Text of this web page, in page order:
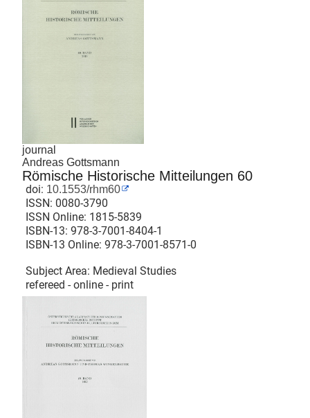
journal
Andreas Gottsmann
Römische Historische Mitteilungen 60
doi: 10.1553/rhm60
ISSN: 0080-3790
ISSN Online: 1815-5839
ISBN-13: 978-3-7001-8404-1
ISBN-13 Online: 978-3-7001-8571-0
Subject Area: Medieval Studies
refereed - online - print